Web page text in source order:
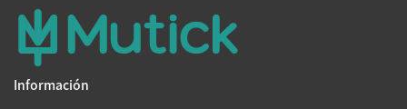
Información